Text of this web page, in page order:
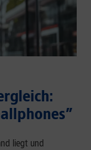
liegt und